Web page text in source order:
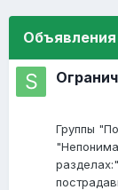
Объявления
Группы